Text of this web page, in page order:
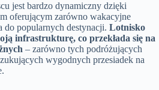
jest bardzo dynamiczny dzięki
oferującym zarówno wakacyjne
do popularnych destynacji. Lotnisko
infrastrukturę, co przekłada się na
– zarówno tych podróżujących
wygodnych przesiadek na